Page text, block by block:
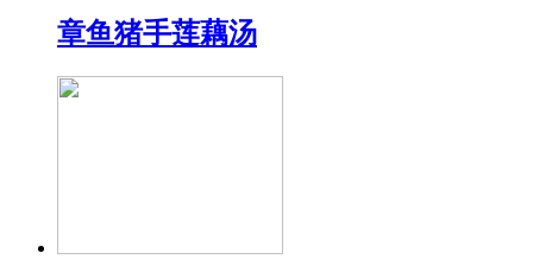
章鱼猪手莲藕汤